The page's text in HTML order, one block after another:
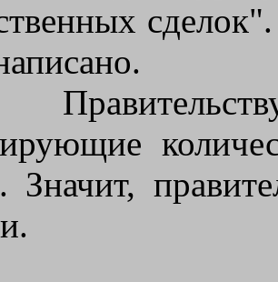
Значит,